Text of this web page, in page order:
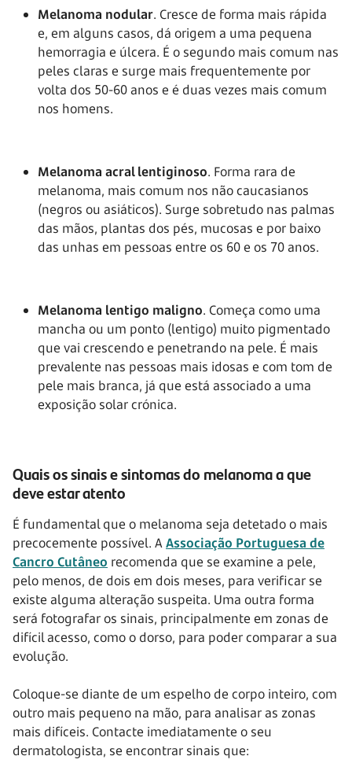
Melanoma nodular. Cresce de forma mais rápida
e, em alguns casos, dá origem a uma pequena
hemorragia e úlcera. É o segundo mais comum nas
peles claras e surge mais frequentemente por
volta dos 50-60 anos e é duas vezes mais comum
nos homens.
Melanoma acral lentiginoso. Forma rara de
melanoma, mais comum nos não caucasianos
(negros ou asiáticos). Surge sobretudo nas palmas
das mãos, plantas dos pés, mucosas e por baixo
das unhas em pessoas entre os 60 e os 70 anos.
Melanoma lentigo maligno. Começa como uma
mancha ou um ponto (lentigo) muito pigmentado
que vai crescendo e penetrando na pele. É mais
prevalente nas pessoas mais idosas e com tom de
pele mais branca, já que está associado a uma
exposição solar crónica.
Quais os sinais e sintomas do melanoma a que
deve estar atento
É fundamental que o melanoma seja detetado o mais
precocemente possível. AAssociação Portuguesa de
Cancro Cutâneo recomenda que se examine a pele,
pelo menos, de dois em dois meses, para verificar se
existe alguma alteração suspeita. Uma outra forma
será fotografar os sinais, principalmente em zonas de
difícil acesso, como o dorso, para poder comparar a sua
evolução.
Coloque-se diante de um espelho de corpo inteiro, com
outro mais pequeno na mão, para analisar as zonas
mais difíceis. Contacte imediatamente o seu
dermatologista, se encontrar sinais que: